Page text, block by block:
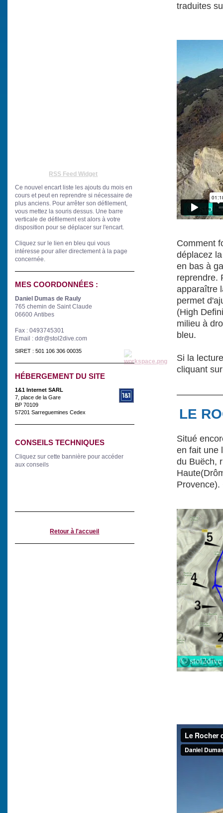
RSS Feed Widget
Ce nouvel encart liste les ajouts du mois en
cours et peut en reprendre si nécessaire de
plus anciens. Pour arrêter son défilement,
vous mettez la souris dessus. Une barre
verticale de défilement est alors à votre
disposition pour se déplacer sur l'encart.
Cliquez sur le lien en bleu qui vous
intéresse pour aller directement à la page
concernée.
MES COORDONNÉES :
Daniel Dumas de Rauly
765 chemin de Saint Claude
06600 Antibes
Fax : 0493745301
Email : ddr@stol2dive.com
SIRET : 501 106 306 00035
HÉBERGEMENT DU SITE
1&1 Internet SARL
7, place de la Gare
BP 70109
57201 Sarreguemines Cedex
CONSEILS TECHNIQUES
Cliquez sur cette bannière pour accéder
aux conseils
Retour à l'accueil
traduites
Comment
déplacez
en bas à
reprendre.
apparaître
permet
(High
milieu à
bleu.
Si la
cliquant
LE
Situé
en fait une
du Buëch,
Provence).